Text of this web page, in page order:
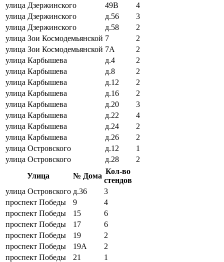
улица Дзержинского
49В
4
улица Дзержинского
д.56
3
улица Дзержинского
д.58
2
улица Зои Космодемьянской 7
2
улица Зои Космодемьянской 7А
2
улица Карбышева
д.4
2
улица Карбышева
д.8
2
улица Карбышева
д.12
2
улица Карбышева
д.16
2
улица Карбышева
д.20
3
улица Карбышева
д.22
4
улица Карбышева
д.24
2
улица Карбышева
д.26
2
улица Островского
д.12
1
улица Островского
д.28
2
Улица
№ Дома
Кол-во
стендов
улица Островского д.36
3
проспект Победы
9
4
проспект Победы
15
6
проспект Победы
17
6
проспект Победы
19
2
проспект Победы
19А
2
проспект Победы
21
1